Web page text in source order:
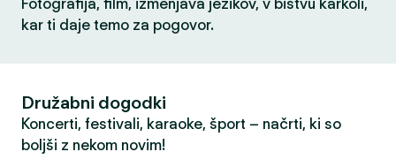
Fotografija, film, izmenjava jezikov, v bistvu karkoli,
kar ti daje temo za pogovor.
Družabni dogodki
Koncerti, festivali, karaoke, šport – načrti, ki so
boljši z nekom novim!